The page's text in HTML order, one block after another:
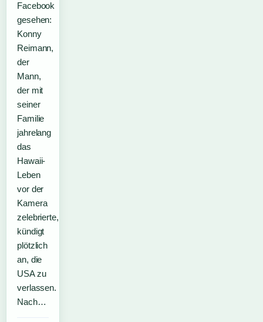
Facebook
gesehen:
Konny
Reimann,
der
Mann,
der mit
seiner
Familie
jahrelang
das
Hawaii-
Leben
vor der
Kamera
zelebrierte,
kündigt
plötzlich
an, die
USA zu
verlassen.
Nach…